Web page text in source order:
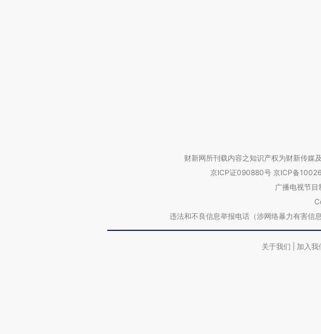
财新网所刊载内容之知识产权为财新传媒
京ICP证090880号 京ICP备
广播电视节
违法和不良信息举报电话（涉网络暴力有害
关于我们 加入我